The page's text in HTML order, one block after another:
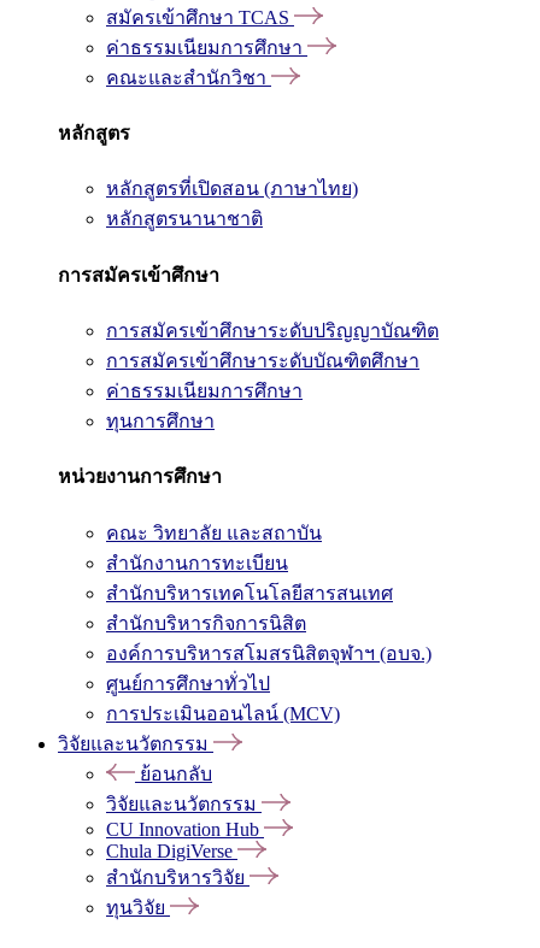
สมัครเข้าศึกษา TCAS
ค่าธรรมเนียมการศึกษา
คณะและสำนักวิชา
หลักสูตร
หลักสูตรที่เปิดสอน (ภาษาไทย)
หลักสูตรนานาชาติ
การสมัครเข้าศึกษา
การสมัครเข้าศึกษาระดับปริญญาบัณฑิต
การสมัครเข้าศึกษาระดับบัณฑิตศึกษา
ค่าธรรมเนียมการศึกษา
ทุนการศึกษา
หน่วยงานการศึกษา
คณะ วิทยาลัย และสถาบัน
สำนักงานการทะเบียน
สำนักบริหารเทคโนโลยีสารสนเทศ
สำนักบริหารกิจการนิสิต
องค์การบริหารสโมสรนิสิตจุฬาฯ (อบจ.)
ศูนย์การศึกษาทั่วไป
การประเมินออนไลน์ (MCV)
วิจัยและนวัตกรรม
ย้อนกลับ
วิจัยและนวัตกรรม
CU Innovation Hub
Chula DigiVerse
สำนักบริหารวิจัย
ทุนวิจัย